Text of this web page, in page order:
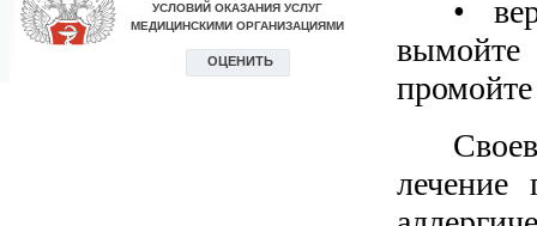
•
лечение